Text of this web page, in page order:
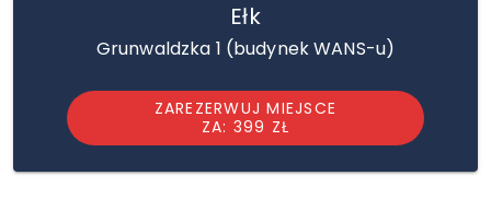
Ełk
Grunwaldzka 1 (budynek WANS-u)
ZAREZERWUJ MIEJSCE
ZA: 399 ZŁ